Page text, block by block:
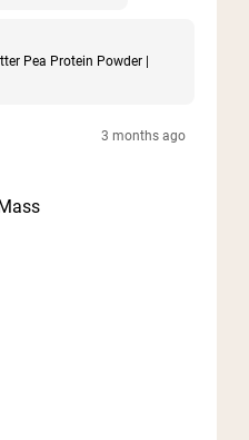
Pea Protein Powder |
3 months ago